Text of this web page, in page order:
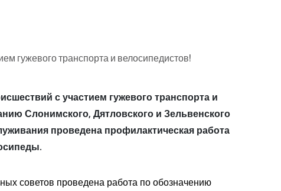
с участием гужевого транспорта и
Слонимского, Дятловского и Зельвенского
проведена профилактическая работа
советов проведена работа по обозначению